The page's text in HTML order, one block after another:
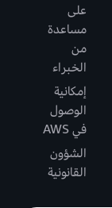
على
مساعدة
من
الخبراء
إمكانية
الوصول
في AWS
الشؤون
القانونية